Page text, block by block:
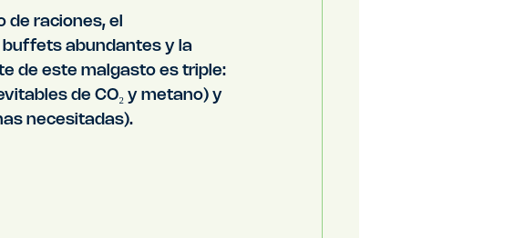
de raciones, el
abundantes y la
de este malgasto es triple:
de CO₂ y metano) y
necesitadas).